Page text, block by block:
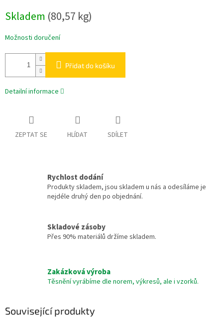
cena:
Skladem (80,57 kg)
Možnosti doručení
Přidat do košíku
Detailní informace
ZEPTAT SE HLÍDAT SDÍLET
Rychlost dodání
Produkty skladem, jsou skladem u nás a odesíláme je
nejdéle druhý den po objednání.
Skladové zásoby
Přes 90% materiálů držíme skladem.
Zakázková výroba
Těsnění vyrábíme dle norem, výkresů, ale i vzorků.
Související produkty